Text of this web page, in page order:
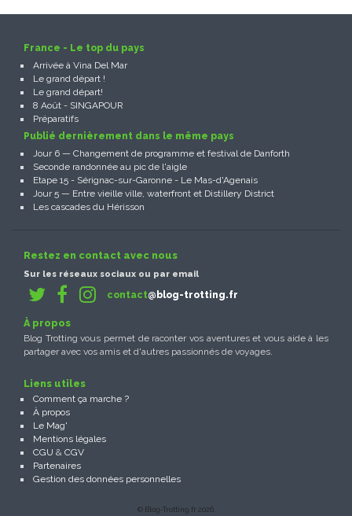
France - Le top du pays
Arrivée à Vina Del Mar
Le grand départ !
Le grand départ!
8 Août - SINGAPOUR
Préparatifs
Publié dernièrement dans le même pays
Jour 6 — Changement de programme et festival de Danforth
Seconde randonnée au pic de l'aigle
Etape 15 - Sérignac-sur-Garonne - Le Mas-d'Agenais
Jour 5 — Entre vieille ville, waterfront et Distillery District
Les cascades du Hérisson
Restez en contact avec nous
Sur les réseaux sociaux ou par email
contact@blog-trotting.fr
À propos
Blog Trotting vous permet de raconter vos aventures et vous aide à les
partager avec vos amis et d'autres passionnés de voyages.
Liens utiles
Comment ça marche ?
À propos
Le Mag'
Mentions légales
CGU & CGV
Partenaires
Gestion des données personnelles
© Blog-Trotting.fr 2026.